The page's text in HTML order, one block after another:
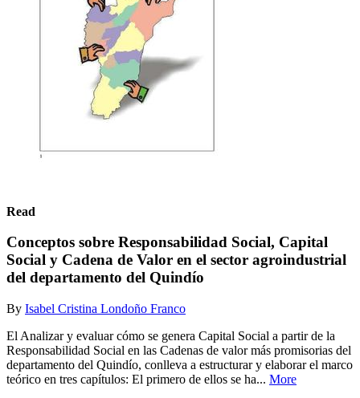
Read
Conceptos sobre Responsabilidad Social, Capital
Social y Cadena de Valor en el sector agroindustrial
del departamento del Quindío
By Isabel Cristina Londoño Franco
El Analizar y evaluar cómo se genera Capital Social a partir de la
Responsabilidad Social en las Cadenas de valor más promisorias del
departamento del Quindío, conlleva a estructurar y elaborar el marco
teórico en tres capítulos: El primero de ellos se ha... More